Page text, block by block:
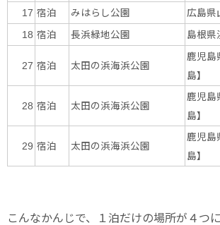
17 宿泊 みはらし公園 広島県
18 宿泊 長浜緑地公園 島根県
27 宿泊 太田の浜海浜公園
鹿児島
島】
28 宿泊 太田の浜海浜公園
鹿児島
島】
29 宿泊 太田の浜海浜公園
鹿児島
島】
こんなかんじで、１泊だけの場所が４つ